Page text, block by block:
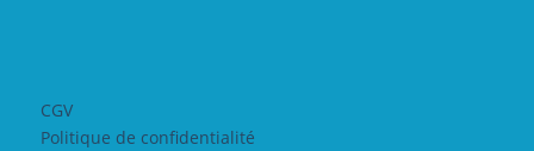
CGV
Politique de confidentialité